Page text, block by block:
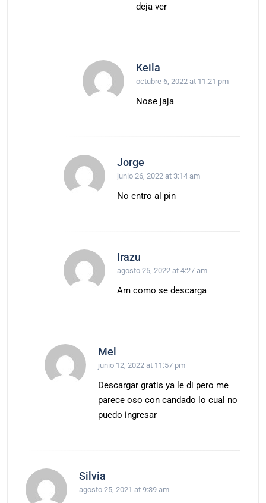
deja ver
Keila
octubre 6, 2022 at 11:21 pm
Nose jaja
Jorge
junio 26, 2022 at 3:14 am
No entro al pin
Irazu
agosto 25, 2022 at 4:27 am
Am como se descarga
Mel
junio 12, 2022 at 11:57 pm
Descargar gratis ya le di pero me
parece oso con candado lo cual no
puedo ingresar
Silvia
agosto 25, 2021 at 9:39 am